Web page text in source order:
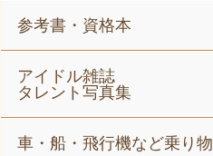
参考書・資格本
アイドル雑誌
タレント写真集
車・船・飛行機など乗り物